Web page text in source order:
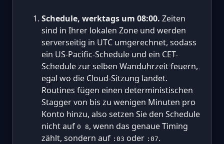
Schedule, werktags um 08:00. Zeiten
sind in Ihrer lokalen Zone und werden
serverseitig in UTC umgerechnet, sodass
ein US-Pacific-Schedule und ein CET-
Schedule zur selben Wanduhrzeit feuern,
egal wo die Cloud-Sitzung landet.
Routines fügen einen deterministischen
Stagger von bis zu wenigen Minuten pro
Konto hinzu, also setzen Sie den Schedule
nicht auf 0 8, wenn das genaue Timing
zählt, sondern auf :03 oder :07.